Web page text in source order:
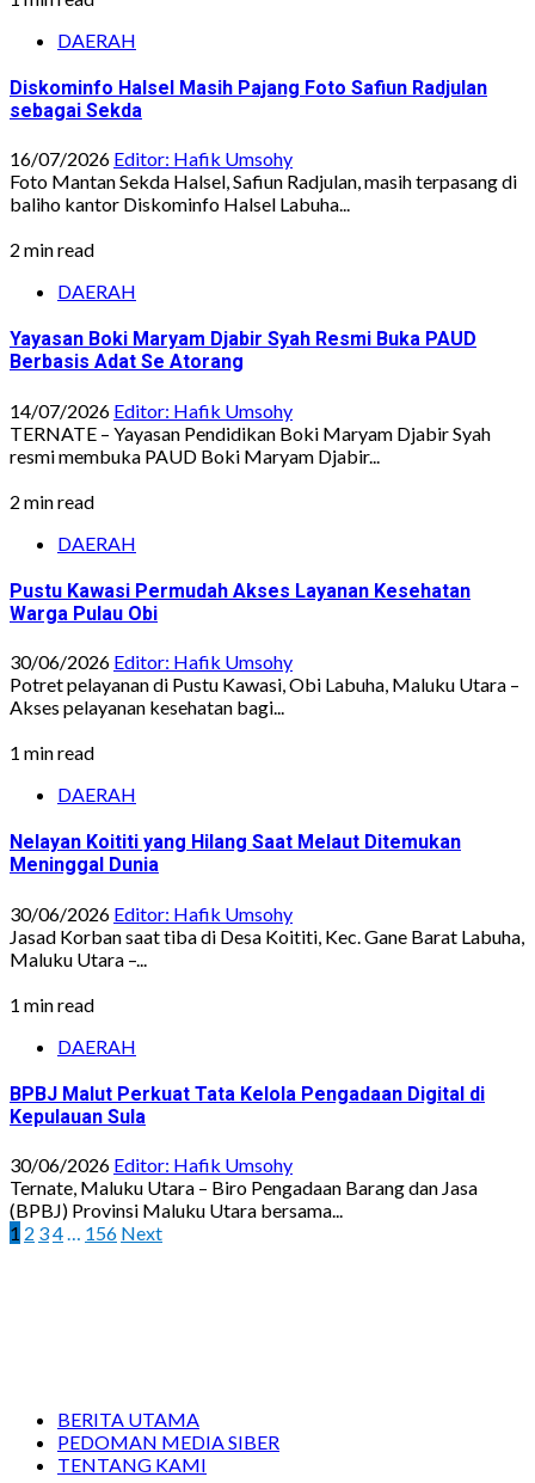
DAERAH
Diskominfo Halsel Masih Pajang Foto Safiun Radjulan
sebagai Sekda
16/07/2026 Editor: Hafik Umsohy
Foto Mantan Sekda Halsel, Safiun Radjulan, masih terpasang di
baliho kantor Diskominfo Halsel Labuha...
2 min read
DAERAH
Yayasan Boki Maryam Djabir Syah Resmi Buka PAUD
Berbasis Adat Se Atorang
14/07/2026 Editor: Hafik Umsohy
TERNATE – Yayasan Pendidikan Boki Maryam Djabir Syah
resmi membuka PAUD Boki Maryam Djabir...
2 min read
DAERAH
Pustu Kawasi Permudah Akses Layanan Kesehatan
Warga Pulau Obi
30/06/2026 Editor: Hafik Umsohy
Potret pelayanan di Pustu Kawasi, Obi Labuha, Maluku Utara –
Akses pelayanan kesehatan bagi...
1 min read
DAERAH
Nelayan Koititi yang Hilang Saat Melaut Ditemukan
Meninggal Dunia
30/06/2026 Editor: Hafik Umsohy
Jasad Korban saat tiba di Desa Koititi, Kec. Gane Barat Labuha,
Maluku Utara –...
1 min read
DAERAH
BPBJ Malut Perkuat Tata Kelola Pengadaan Digital di
Kepulauan Sula
30/06/2026 Editor: Hafik Umsohy
Ternate, Maluku Utara – Biro Pengadaan Barang dan Jasa
(BPBJ) Provinsi Maluku Utara bersama...
Paginasi
1 2 34… 156 Next
BERITA UTAMA
PEDOMAN MEDIA SIBER
TENTANG KAMI